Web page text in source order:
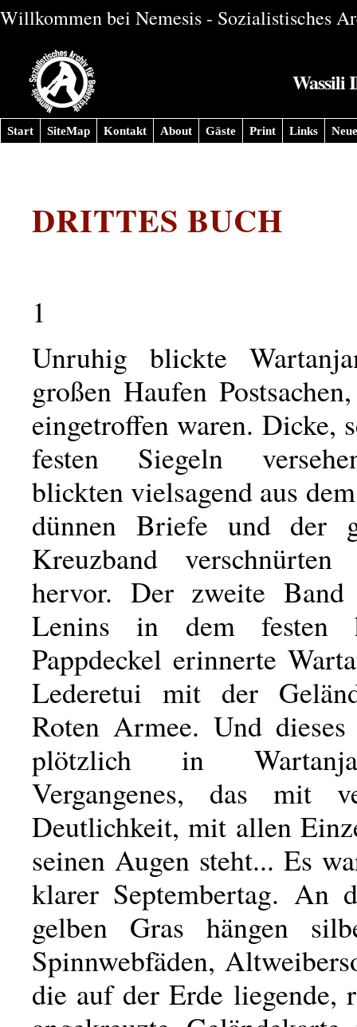
Willkommen bei Nemesis - Sozialistisches
Wassili
Start SiteMap Kontakt About Gäste Print Links
DRITTES BUCH
1
Unruhig blickte
großen Haufen
eingetroffen waren. Dicke,
festen Siegeln
blickten vielsagend aus
dünnen Briefe und der
Kreuzband verschnürten
hervor. Der zweite
Lenins in dem festen
Pappdeckel erinnerte
Lederetui mit der
Roten Armee. Und
plötzlich in
Vergangenes, das mit
Deutlichkeit, mit allen
seinen Augen steht... Es
klarer Septembertag. An
gelben Gras hängen
Spinnwebfäden,
die auf der Erde liegende,